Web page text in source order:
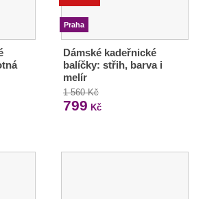
Praha
Dámské kadeřnické
balíčky: střih, barva i
melír
1 560 Kč
799 Kč